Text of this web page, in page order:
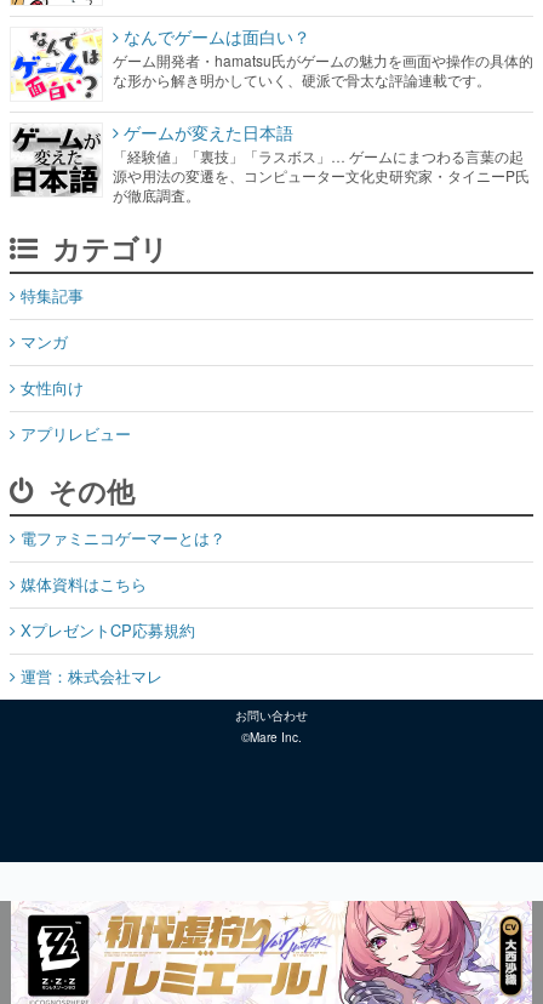
なんでゲームは面白い？
ゲーム開発者・hamatsu氏がゲームの魅力を画面や操作の具体的
な形から解き明かしていく、硬派で骨太な評論連載です。
ゲームが変えた日本語
「経験値」「裏技」「ラスボス」… ゲームにまつわる言葉の起
源や用法の変遷を、コンピューター文化史研究家・タイニーP氏
が徹底調査。
カテゴリ
特集記事
マンガ
女性向け
アプリレビュー
その他
電ファミニコゲーマーとは？
媒体資料はこちら
XプレゼントCP応募規約
運営：株式会社マレ
お問い合わせ
©Mare Inc.